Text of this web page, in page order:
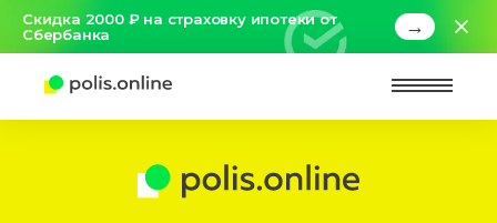
Скидка 2000 ₽ на страховку ипотеки от
Сбербанка
→